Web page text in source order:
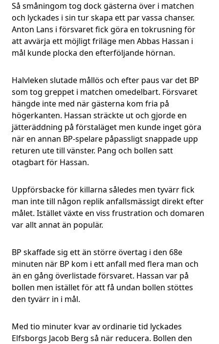
Så småningom tog dock gästerna över i matchen
och lyckades i sin tur skapa ett par vassa chanser.
Anton Lans i försvaret fick göra en tokrusning för
att avvärja ett möjligt friläge men Abbas Hassan i
mål kunde plocka den efterföljande hörnan.
Halvleken slutade mållös och efter paus var det BP
som tog greppet i matchen omedelbart. Försvaret
hängde inte med när gästerna kom fria på
högerkanten. Hassan sträckte ut och gjorde en
jätteräddning på förstaläget men kunde inget göra
när en annan BP-spelare påpassligt snappade upp
returen ute till vänster. Pang och bollen satt
otagbart för Hassan.
Uppförsbacke för killarna således men tyvärr fick
man inte till någon replik anfallsmässigt direkt efter
målet. Istället växte en viss frustration och domaren
var allt annat än populär.
BP skaffade sig ett än större övertag i den 68e
minuten när BP kom i ett anfall med flera man och
än en gång överlistade försvaret. Hassan var på
bollen men istället för att få undan bollen stöttes
den tyvärr in i mål.
Med tio minuter kvar av ordinarie tid lyckades
Elfsborgs Jacob Berg så när reducera. Bollen den